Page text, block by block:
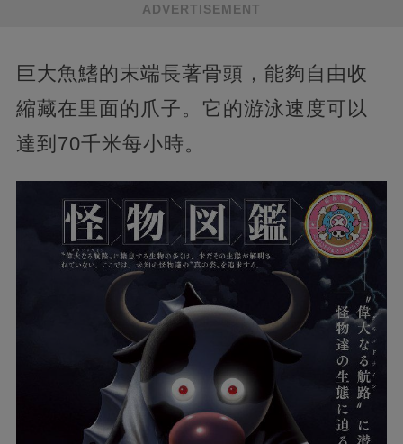
ADVERTISEMENT
巨大魚鰭的末端長著骨頭，能夠自由收
縮藏在里面的爪子。它的游泳速度可以
達到70千米每小時。